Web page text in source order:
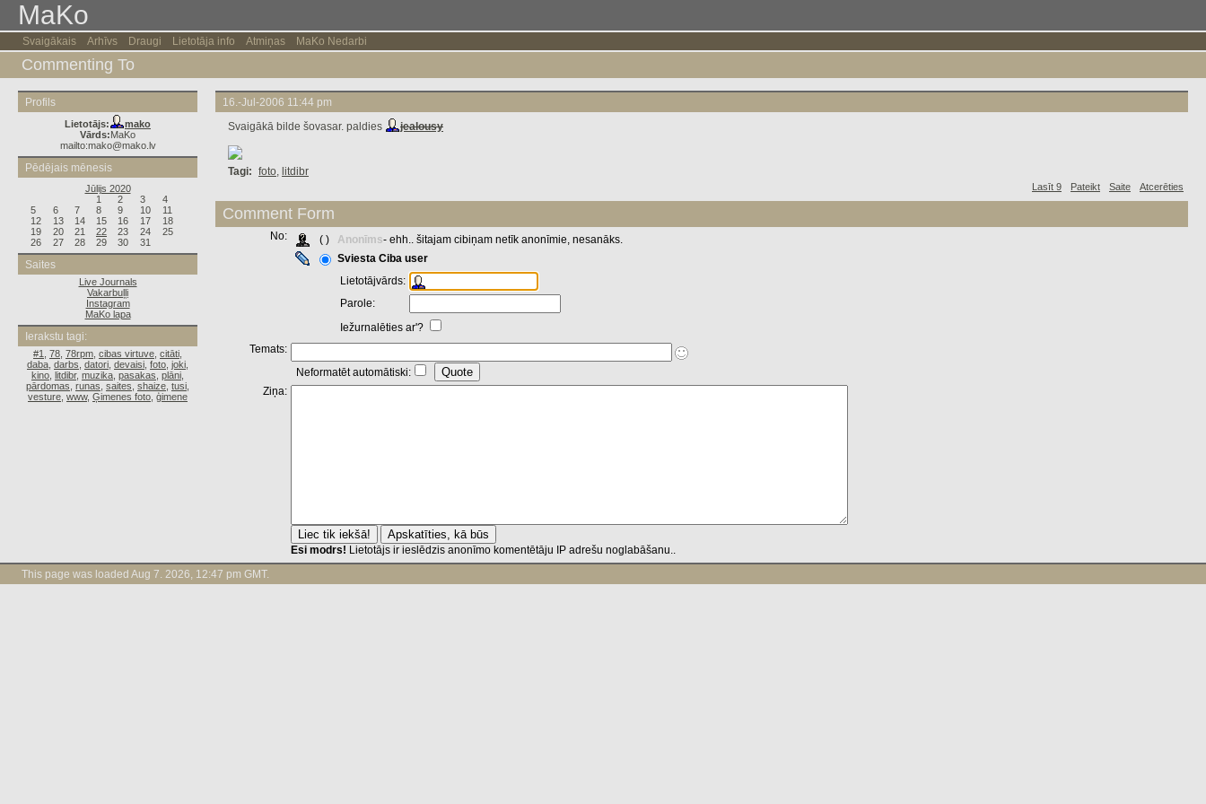
MaKo
Svaigākais Arhīvs Draugi Lietotāja info Atmiņas MaKo Nedarbi
Commenting To
Profils
Lietotājs:
mako
Vārds:MaKo
mailto:mako@mako.lv
Pēdējais mēnesis
Jūlijs 2020
1
2 3
4
5
6 7 8 9 10
11
12
13 14 15 16 17
18
19
20 21 22 23 24
25
26
27 28 29 30 31
Saites
Live Journals
Vakarbuļļi
Instagram
MaKo lapa
Ierakstu tagi:
#1 78 78rpm cibas virtuve citāti
daba darbs datori devaisi foto joki
kino litdibr, muzika pasakas plāni
pārdomas runas saites shaize tusi
vesture www, Ģimenes foto ģimene
16.-Jul-2006 11:44 pm
Svaigākā bilde šovasar. paldies
jealousy
Tagi: foto, litdibr
Lasīt 9 Pateikt Saite Atcerēties
Comment Form
No: ( ) Anonīms- ehh.. šitajam cibiņam netīk anonīmie, nesanāks.
Sviesta Ciba user
Lietotājvārds:
Parole:
Iežurnalēties ar'?
Temats:
Neformatēt automātiski:
Ziņa:
Esi modrs! Lietotājs ir ieslēdzis anonīmo komentētāju IP adrešu noglabāšanu..
This page was loaded Aug 7. 2026, 12:47 pm GMT.